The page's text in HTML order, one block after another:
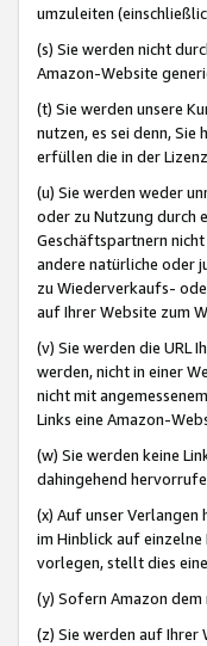
umzuleiten
(s) Sie werden nicht
Amazon-Website
(t) Sie werden unsere
nutzen, es sei denn,
erfüllen die in der
(u) Sie werden weder
oder zu Nutzung durch
Geschäftspartnern
andere natürliche oder
zu Wiederverkaufs-
auf Ihrer Website zum
(v) Sie werden die URL
werden, nicht in einer
nicht mit
Links eine Amazon-
(w) Sie werden keine
dahingehend
(x) Auf unser
im Hinblick auf
vorlegen, stellt dies
(y) Sofern Amazon
(z) Sie werden auf